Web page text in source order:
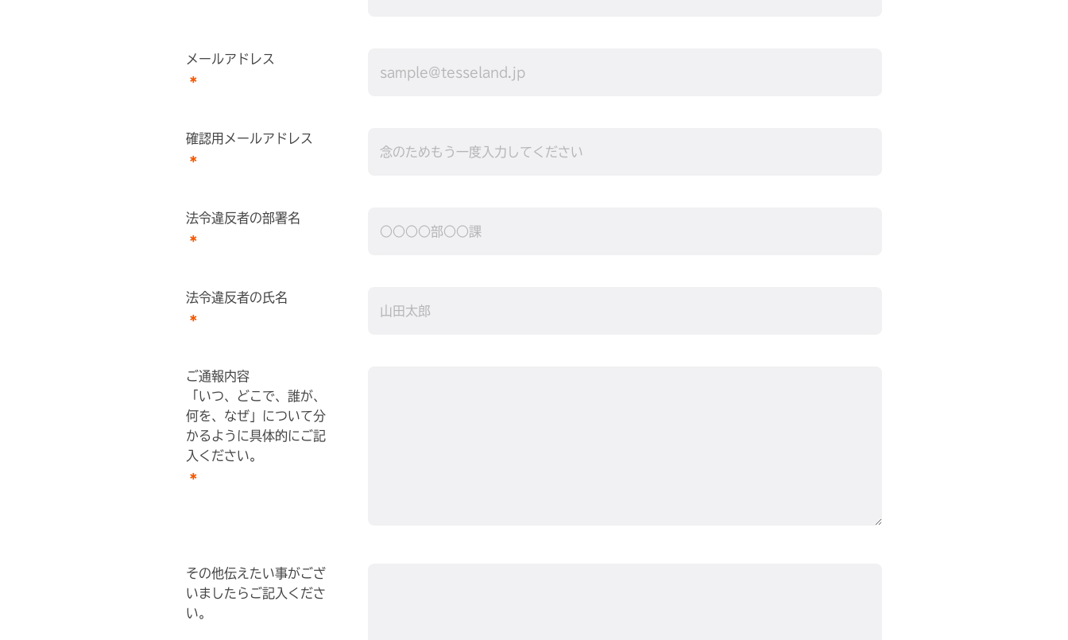
メールアドレス
確認用メールアドレス
法令違反者の部署名
法令違反者の氏名
ご通報内容
「いつ、どこで、誰が、
何を、なぜ」について分
かるように具体的にご記
入ください。
その他伝えたい事がござ
いましたらご記入くださ
い。